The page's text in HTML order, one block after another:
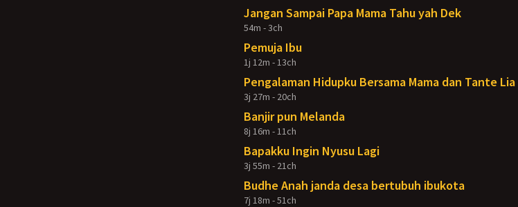
Jangan Sampai Papa Mama Tahu yah Dek
54m - 3ch
Pemuja Ibu
1j 12m - 13ch
Pengalaman Hidupku Bersama Mama dan Tante Lia
3j 27m - 20ch
Banjir pun Melanda
8j 16m - 11ch
Bapakku Ingin Nyusu Lagi
3j 55m - 21ch
Budhe Anah janda desa bertubuh ibukota
7j 18m - 51ch